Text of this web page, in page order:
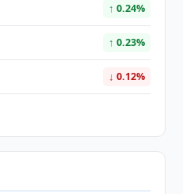
↑ 0.24%
↑ 0.23%
↓ 0.12%